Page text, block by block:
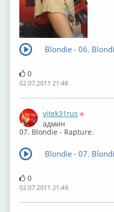
Blondie - 06.
0
02.07.2011 21:48
vitek31rus
админ
07. Blondie - Rapture.
Blondie - 07.
0
02.07.2011 21:49